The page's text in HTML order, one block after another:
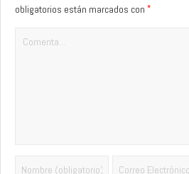
obligatorios están marcados con *